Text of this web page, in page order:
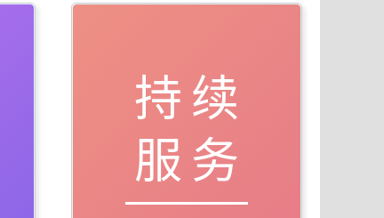
持续
服务